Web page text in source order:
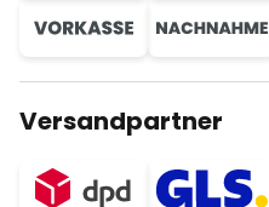
Versandpartner